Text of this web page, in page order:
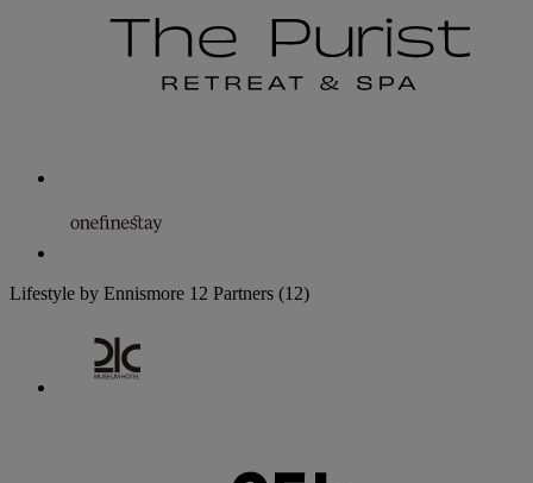
Lifestyle by Ennismore 12 Partners (12)